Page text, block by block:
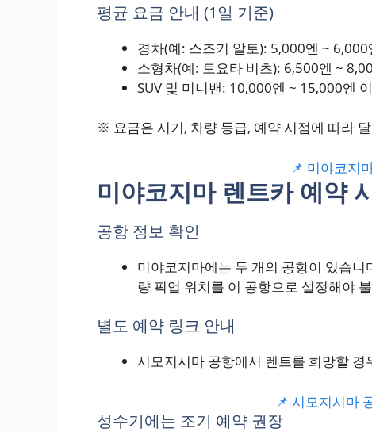
평균 요금 안내 (1일 기준)
경차(예: 스즈키 알토): 5,000엔 ~ 6,000
소형차(예: 토요타 비츠): 6,500엔 ~
SUV 및 미니밴: 10,000엔 ~ 15,000엔
※ 요금은 시기, 차량 등급, 예약 시점에 따라
📌 미야코지
미야코지마 렌트카 예약
공항 정보 확인
미야코지마에는 두 개의 공항이 있습니
량 픽업 위치를 이 공항으로 설정해야
별도 예약 링크 안내
시모지시마 공항에서 렌트를 희망할
📌 시모지시마
성수기에는 조기 예약 권장